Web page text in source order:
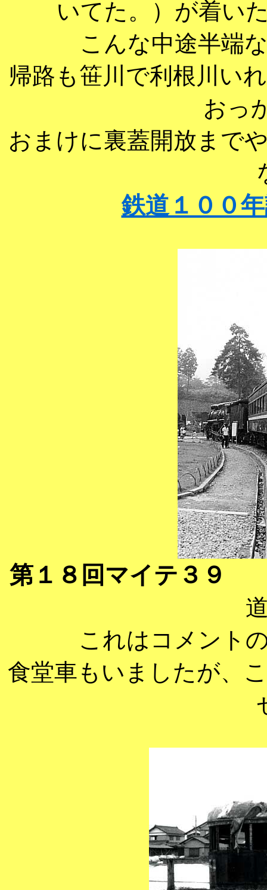
いてた。）が着い
こんな中途半端
帰路も笹川で利根川い
おっ
おまけに裏蓋開放まで
鉄道１００
第１８回マイテ３９
これはコメント
食堂車もいましたが、